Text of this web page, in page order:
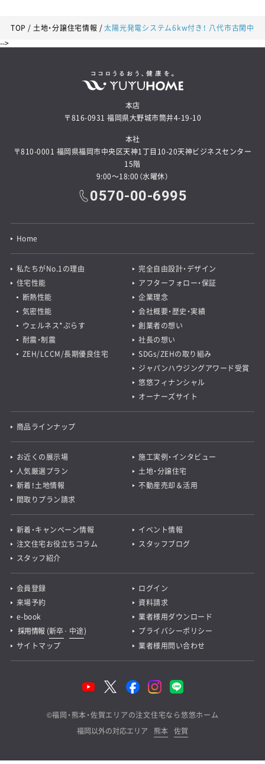
TOP 土地・分譲住宅情報 太陽光発電システム6kw付き！ 八代市古閑
-->
本店
〒816-0931 福岡県大野城市筒井4-19-10
本社
〒810-0001 福岡県福岡市中央区天神1丁目10-20天神ビジネスセンター
15階
9:00～18:00（水曜休）
0570-00-6995
Home
私たちがNo.1の理由
完全自由設計・デザイン
住宅性能
断熱性能
気密性能
ウェルネス*ぷらす
耐震・制震
ZEH/LCCM/長期優良住宅
アフターフォロー・保証
企業理念
会社概要・歴史・実績
創業者の想い
社長の想い
SDGs/ZEHの取り組み
ジャパンハウジングアワード受賞
悠悠フィナンシャル
オーナーズサイト
商品ラインナップ
お近くの展示場
施工実例・インタビュー
人気厳選プラン
土地・分譲住宅
新着！土地情報
不動産売却＆活用
間取りプラン請求
新着・キャンペーン情報
イベント情報
注文住宅お役立ちコラム
スタッフブログ
スタッフ紹介
会員登録
ログイン
来場予約
資料請求
e-book
業者様用ダウンロード
採用情報 (新卒･ 中途)
プライバシーポリシー
サイトマップ
業者様用問い合わせ
©福岡・熊本・佐賀エリアの注文住宅なら悠悠ホーム
福岡以外の対応エリア
熊本 佐賀